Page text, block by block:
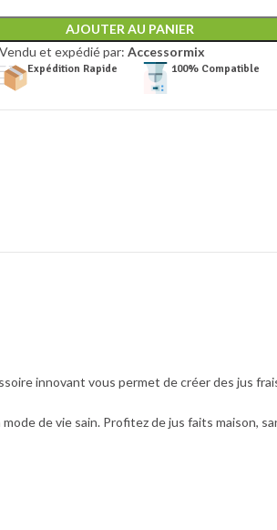
AJOUTER AU PANIER
Vendu et expédié par: Accessormix
Expédition Rapide 100% Compatible
innovant vous permet de créer des jus
de vie sain. Profitez de jus faits maison,